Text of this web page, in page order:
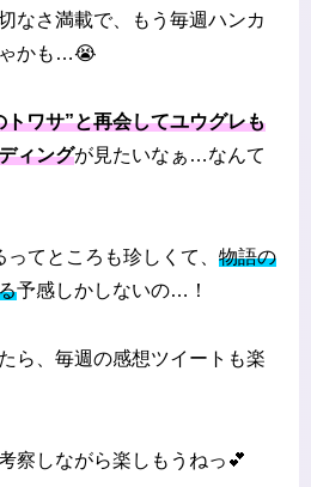
なさ満載で、もう毎週ハンカ
かも…😭
トワサ”と再会してユウグレも
ィングが見たいなぁ…なんて
てところも珍しくて、 物語の
予感しかしないの…！
ら、毎週の感想ツイートも楽
察しながら楽しもうねっ💕